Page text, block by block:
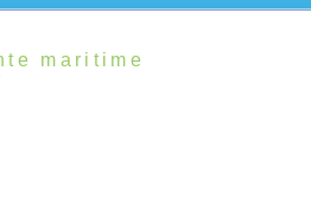
maritime